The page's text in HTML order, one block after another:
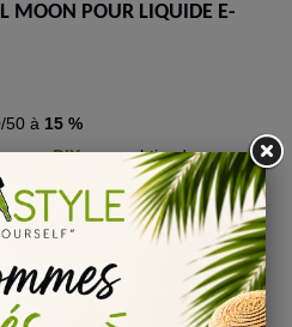
MOON POUR LIQUIDE E-
50 à 15 %
DIY, vous obtiendrez en
de nicotine et d’arôme
de votre e-liquide DIY.
liquide DIY Happy :
reposer votre mélangee-